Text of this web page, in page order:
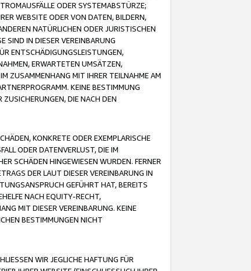
ODER SYSTEMABSTÜRZE;
WEBSITE ODER VON DATEN, BILDERN,
NATÜRLICHEN ODER JURISTISCHEN
SIND IN DIESER VEREINBARUNG
ENTSCHÄDIGUNGSLEISTUNGEN,
ERWARTETEN UMSÄTZEN,
ZUSAMMENHANG MIT IHRER TEILNAHME AM
KEINE BESTIMMUNG
DIE NACH DEN
KONKRETE ODER EXEMPLARISCHE
ODER DATENVERLUST, DIE IM
SCHÄDEN HINGEWIESEN WURDEN. FERNER
DER LAUT DIESER VEREINBARUNG IN
GEFÜHRT HAT, BEREITS
NACH EQUITY-RECHT,
MIT DIESER VEREINBARUNG. KEINE
BESTIMMUNGEN NICHT
WIR JEGLICHE HAFTUNG FÜR